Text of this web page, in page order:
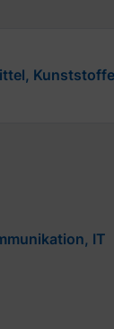
Kunststoffe
IT